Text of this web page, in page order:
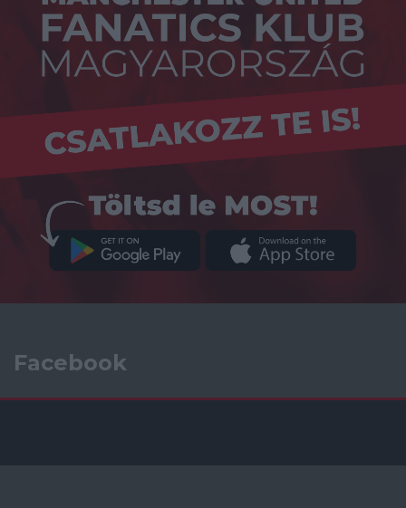
Facebook